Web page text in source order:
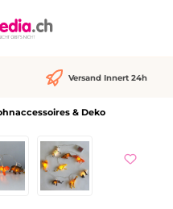
Versand Innert 24h
& Deko